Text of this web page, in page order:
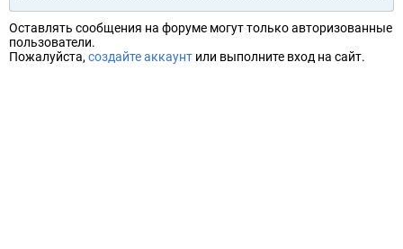
Оставлять сообщения на форуме могут только авторизованные
пользователи.
Пожалуйста, создайте аккаунт или выполните вход на сайт.